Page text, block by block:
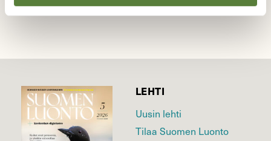
LEHTI
Uusin lehti
Tilaa Suomen Luonto